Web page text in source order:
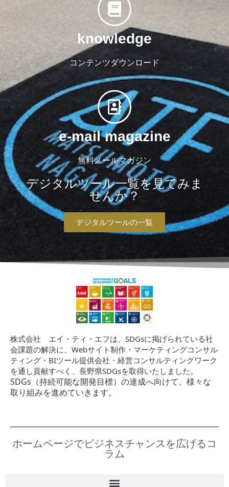
knowledge
コンテンツダウンロード
e-mail magazine
無料メールマガジン
デジタルツール一覧を見てみま
せんか？
デジタルツールの一覧
株式会社 エイ・ティ・エフは、SDGsに掲げられている社
会課題の解決に、Webサイト制作・マーケティングコンサル
ティング・BIツール提供会社・経営コンサルティングワーク
を通し貢献すべく、長野県SDGsを取得いたしました。
SDGs（持続可能な開発目標）の達成へ向けて、様々な
取り組みを進めていきます。
ホームページでビジネスチャンスを広げるコ
ラム